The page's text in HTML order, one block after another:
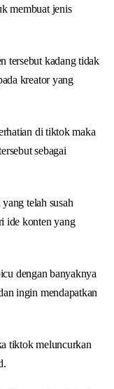
membuat jenis
tersebut kadang tidak
kreator yang
di tiktok maka
sebagai
telah susah
ide konten yang
dengan banyaknya
ingin mendapatkan
tiktok meluncurkan